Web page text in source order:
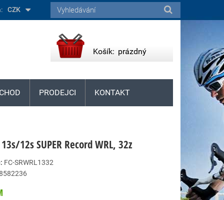
12s SUPER Record WRL, 32z
FC-SRWRL1332
CZK
Košík: prázdný
PRODEJCI KONTAKT